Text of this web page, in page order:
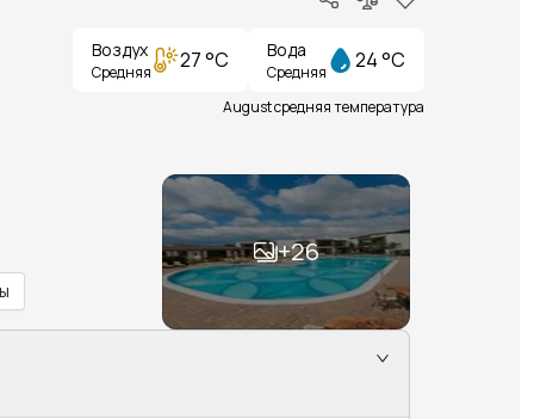
Воздух
Средняя 27 °C Вода
Средняя 24 °C
August средняя температура
+26